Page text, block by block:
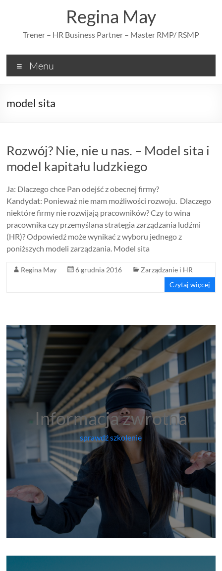
Regina May
Trener – HR Business Partner – Master RMP/ RSMP
Menu
model sita
Rozwój? Nie, nie u nas. – Model sita i
model kapitału ludzkiego
Ja: Dlaczego chce Pan odejść z obecnej firmy?
Kandydat: Ponieważ nie mam możliwości rozwoju. Dlaczego
niektóre firmy nie rozwijają pracowników? Czy to wina
pracownika czy przemyślana strategia zarządzania ludźmi
(HR)? Odpowiedź może wynikać z wyboru jednego z
poniższych modeli zarządzania. Model sita
Regina May 6 grudnia 2016
Zarządzanie i HR
Czytaj więcej
Informacja zwrotna
sprawdź szkolenie